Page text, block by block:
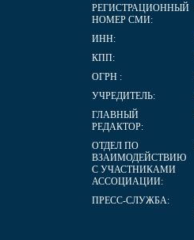
РЕГИСТРАЦИОННЫЙ
НОМЕР СМИ:
ИНН:
КПП:
ОГРН :
УЧРЕДИТЕЛЬ:
ГЛАВНЫЙ
РЕДАКТОР:
ОТДЕЛ ПО
ВЗАИМОДЕЙСТВИЮ
С УЧАСТНИКАМИ
АССОЦИАЦИИ:
ПРЕСС-СЛУЖБА: